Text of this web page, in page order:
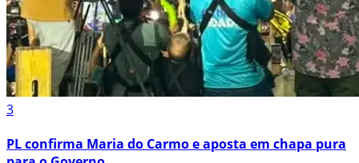
3
PL confirma Maria do Carmo e aposta em chapa pura